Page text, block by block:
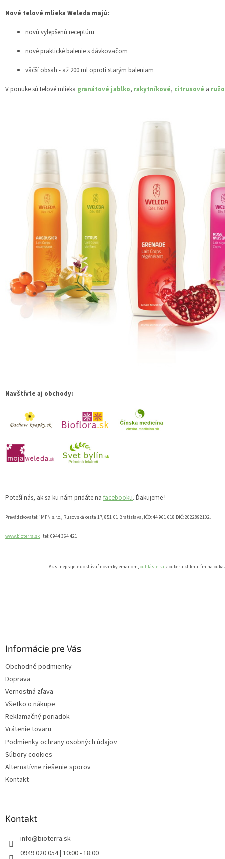
Nové telové mlieka Weleda majú:
novú vylepšenú receptúru
nové praktické balenie s dávkovačom
väčší obsah - až 200 ml oproti starým baleniam
V ponuke sú telové mlieka granátové jablko, rakytníkové, citrusové a
Navštívte aj obchody:
Poteší nás, ak sa ku nám pridáte na facebooku. Ďakujeme !
Prevádzkovateľ: iMFN s.r.o., Rusovská cesta 17, 851 01 Bratislava, IČO: 44 961 618 DIČ: 2022892102.
www.bioterra.sk tel: 0944 364 421
Ak si neprajete dostávať novinky emailom,odhláste sa z odberu kliknutím na
Informácie pre Vás
Obchodné podmienky
Doprava
Vernostná zľava
Všetko o nákupe
Reklamačný poriadok
Vrátenie tovaru
Podmienky ochrany osobných údajov
Súbory cookies
Alternatívne riešenie sporov
Kontakt
Kontakt
info@bioterra.sk
0949 020 054 | 10:00 - 18:00